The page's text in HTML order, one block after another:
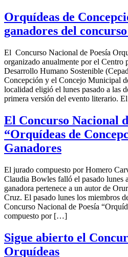
Orquídeas de
ganadores del
El Concurso Nacional de Poesía
organizado anualmente por el Centro
Desarrollo Humano Sostenible
Concepción y el Concejo Municipal
localidad eligió el lunes pasado a las
primera versión del evento literario.
El Concurso Nacional
“Orquídeas de
Ganadores
El jurado compuesto por Homero
Claudia Bowles falló el pasado lunes
ganadora pertenece a un autor de
Cruz. El pasado lunes los miembros
Concurso Nacional de Poesía
compuesto por […]
Sigue abierto el
Orquídeas